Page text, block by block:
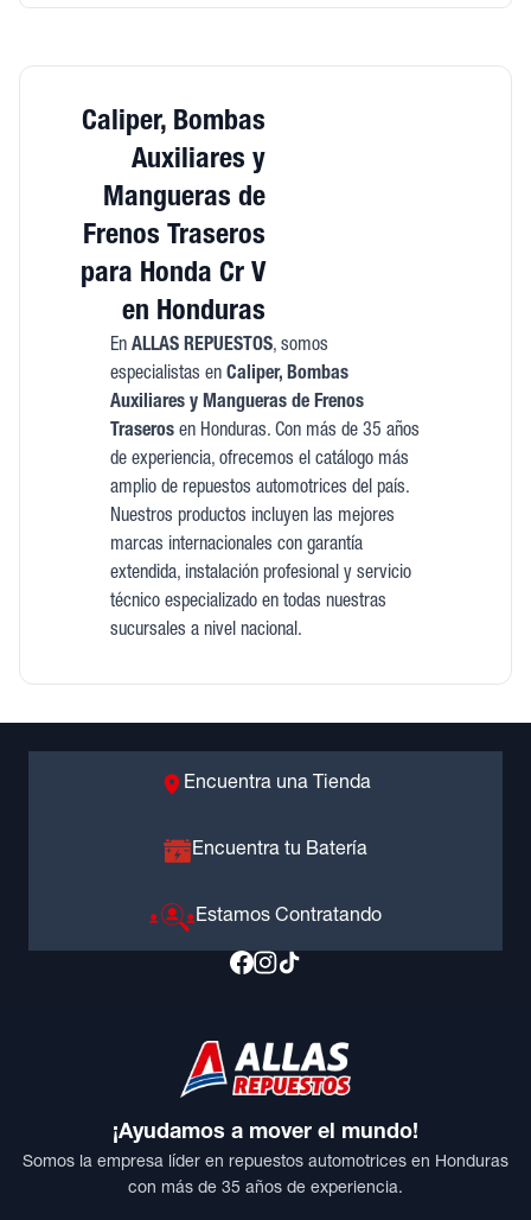
Caliper, Bombas
Auxiliares y
Mangueras de
Frenos Traseros
para Honda Cr V
en Honduras
En ALLAS REPUESTOS, somos
especialistas en Caliper, Bombas
Auxiliares y Mangueras de Frenos
Traserosen Honduras. Con más de 35 años
de experiencia, ofrecemos el catálogo más
amplio de repuestos automotrices del país.
Nuestros productos incluyen las mejores
marcas internacionales con garantía
extendida, instalación profesional y servicio
técnico especializado en todas nuestras
sucursales a nivel nacional.
Encuentra una Tienda
Encuentra tu Batería
Estamos Contratando
¡Ayudamos a mover el mundo!
Somos la empresa líder en repuestos automotrices en Honduras
con más de 35 años de experiencia.